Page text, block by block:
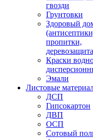
гвозди
Грунтовки
Здоровый
пропитки,
Краски
Эмали
Листовые
ДСП
Гипсокартон
ДВП
ОСП
Сотовый